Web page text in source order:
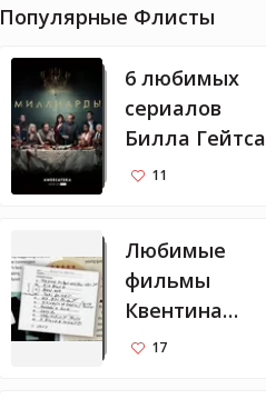
Популярные Флисты
6 любимых
сериалов
Билла Гейтса
11
Любимые
фильмы
Квентина
Тарантино
17